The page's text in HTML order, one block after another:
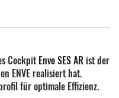
Cockpit Enve SES AR ist der
ENVE realisiert hat.
für optimale Effizienz.